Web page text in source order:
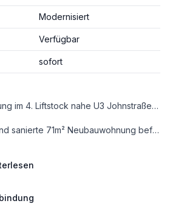
Modernisiert
Verfügbar
sofort
Sanierte Neubauwohnung im 4. Liftstock nahe U3 Johnstraße, Hütteldorferstraße und Schmelz
4. Stock (mit Lift) eines Wohnhauses aus den 60er Jahren, in der Johnstraße, in unmittelbarer Nähe zur Schmelz.
wird zur Zeit über Elektroradiatoren, dies kann ohne großen Aufwand auf Gas oder Infrarot umgestellt werden.